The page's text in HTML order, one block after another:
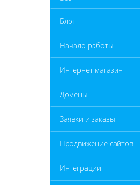
Блог
Начало работы
Интернет магазин
Домены
Заявки и заказы
Продвижение сайтов
Интеграции